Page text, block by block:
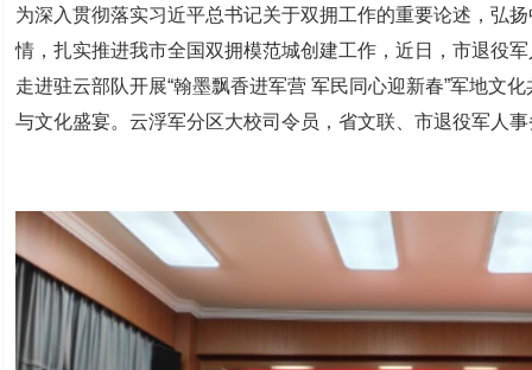
为深入贯彻落实习近平总书记关于双拥工作的重要论述，弘
情，扎实推进我市全国双拥模范城创建工作，近日，市退役
走进驻云部队开展“翰墨飘香进军营 军民同心迎新春”军地文
与文化盛宴。云浮军分区大校司令员，省文联、市退役军人